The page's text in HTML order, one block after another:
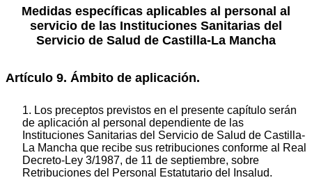
Medidas específicas aplicables al personal al
servicio de las Instituciones Sanitarias del
Servicio de Salud de Castilla-La Mancha
Artículo 9. Ámbito de aplicación.
1. Los preceptos previstos en el presente capítulo serán
de aplicación al personal dependiente de las
Instituciones Sanitarias del Servicio de Salud de Castilla-
La Mancha que recibe sus retribuciones conforme al Real
Decreto-Ley 3/1987, de 11 de septiembre, sobre
Retribuciones del Personal Estatutario del Insalud.